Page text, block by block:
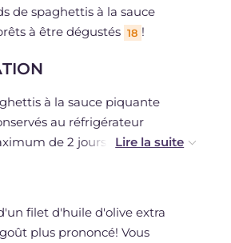
de spaghettis à la sauce
à être dégustés 18 !
à la sauce piquante
au réfrigérateur
de 2 jours dans un
de congeler.
filet d'huile d'olive extra
plus prononcé! Vous